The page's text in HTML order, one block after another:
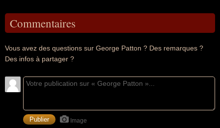
Commentaires
Vous avez des questions sur George Patton ? Des remarques ?
Des infos à partager ?
Image